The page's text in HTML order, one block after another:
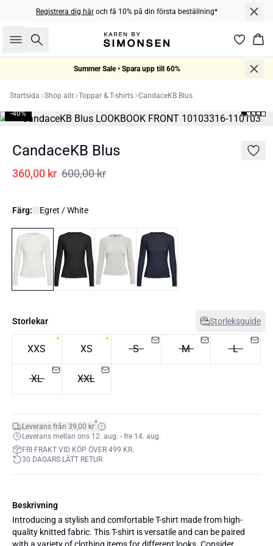
Registrera dig här och få 10% på din första beställning*
Sök
Summer Sale • Spara upp till 60%
Startsida Shop allt Toppar & T-shirts CandaceKB Blus
-40%
CandaceKB Blus
360,00 kr 600,00 kr
Färg: Egret / White
Storlekar Storleksguide
XXS XS S M L
XL XXL
Leverans från 39,00 kr*
Leverans mellan ons 12. aug. - fre 14. aug.
FRI FRAKT VID KÖP ÖVER 499 KR.
30 DAGARS LÄTT RETUR
Beskrivning
Introducing a stylish and comfortable T-shirt made from high-
quality knitted fabric. This T-shirt is versatile and can be paired
with a variety of clothing items for different looks. Consider